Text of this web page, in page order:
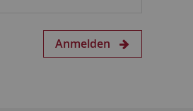
Anmelden